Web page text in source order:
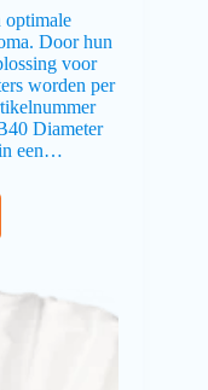
optimale
Door hun
voor
worden per
Diameter
een…